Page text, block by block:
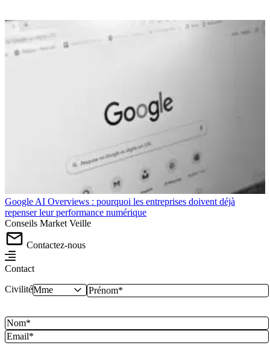
Google AI Overviews : pourquoi les entreprises doivent déjà
repenser leur performance numérique
Conseils Market Veille
Contactez-nous
Contact
Civilité